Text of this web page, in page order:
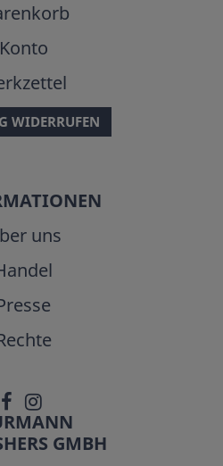
Konto
WIDERRUFEN
uns
GMBH